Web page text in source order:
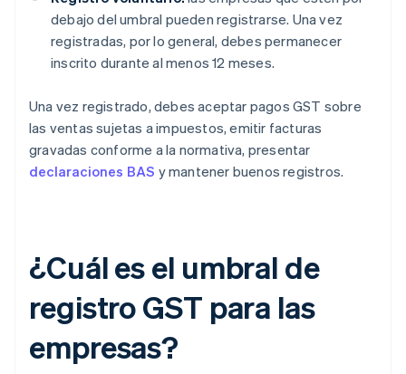
debajo del umbral pueden registrarse. Una vez
registradas, por lo general, debes permanecer
inscrito durante al menos 12 meses.
Una vez registrado, debes aceptar pagos GST sobre
las ventas sujetas a impuestos, emitir facturas
gravadas conforme a la normativa, presentar
declaraciones BAS y mantener buenos registros.
¿Cuál es el umbral de
registro GST para las
empresas?